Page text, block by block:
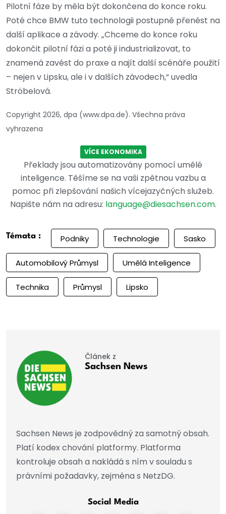
Pilotní fáze by měla být dokončena do konce roku.
Poté chce BMW tuto technologii postupně přenést na
další aplikace a závody. „Chceme do konce roku
dokončit pilotní fázi a poté ji industrializovat, to
znamená zavést do praxe a najít další scénáře použití
– nejen v Lipsku, ale i v dalších závodech,“ uvedla
Ströbelová.
Copyright 2026, dpa (www.dpa.de). Všechna práva
vyhrazena
VÍCE EKONOMIKA
Překlady jsou automatizovány pomocí umělé
inteligence. Těšíme se na vaši zpětnou vazbu a
pomoc při zlepšování našich vícejazyčných služeb.
Napište nám na adresu: language@diesachsen.com.
Témata : Podniky Technologie Sasko
Automobilový Průmysl Umělá Inteligence
Technika Průmysl Lipsko
Článek z
Sachsen News
Sachsen News je zodpovědný za samotný obsah.
Platí kodex chování platformy. Platforma
kontroluje obsah a nakládá s ním v souladu s
právními požadavky, zejména s NetzDG.
Social Media